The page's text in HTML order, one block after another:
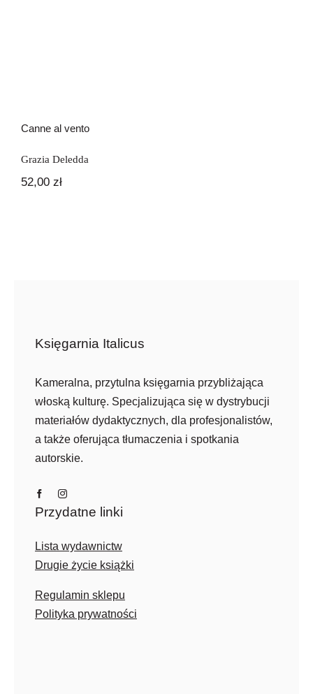
Canne al vento
Grazia Deledda
52,00 zł
Księgarnia Italicus
Kameralna, przytulna księgarnia przybliżająca
włoską kulturę. Specjalizująca się w dystrybucji
materiałów dydaktycznych, dla profesjonalistów,
a także oferująca tłumaczenia i spotkania
autorskie.
Przydatne linki
Lista wydawnictw
Drugie życie książki
Regulamin sklepu
Polityka prywatności